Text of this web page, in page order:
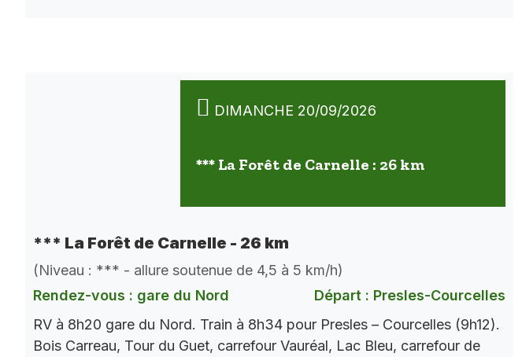
DIMANCHE 20/09/2026
*** La Forêt de Carnelle : 26 km
*** La Forêt de Carnelle - 26 km
(Niveau : *** - allure soutenue de 4,5 à 5 km/h)
Rendez-vous : gare du Nord
Départ : Presles-Courcelles
RV à 8h20 gare du Nord. Train à 8h34 pour Presles – Courcelles (9h12).
Bois Carreau, Tour du Guet, carrefour Vauréal, Lac Bleu, carrefour de